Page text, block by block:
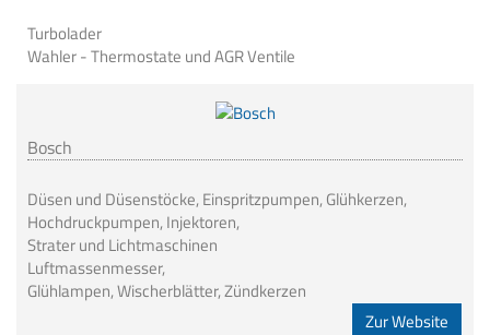
Turbolader
Wahler - Thermostate und AGR Ventile
Bosch
Düsen und Düsenstöcke, Einspritzpumpen, Glühkerzen,
Hochdruckpumpen, Injektoren,
Strater und Lichtmaschinen
Luftmassenmesser,
Glühlampen, Wischerblätter, Zündkerzen
Zur Website